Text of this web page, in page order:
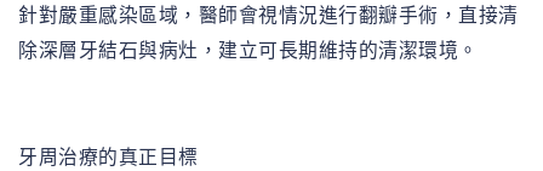
針對嚴重感染區域，醫師會視情況進行翻瓣手術，直接清
除深層牙結石與病灶，建立可長期維持的清潔環境。
牙周治療的真正目標